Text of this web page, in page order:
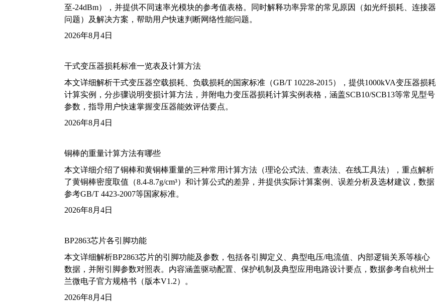
至-24dBm），并提供不同速率光模块的参考值表格。同时解释功率异常的常见原因（如光纤损耗、连接器
问题）及解决方案，帮助用户快速判断网络性能问题。
2026年8月4日
干式变压器损耗标准一览表及计算方法
本文详细解析干式变压器空载损耗、负载损耗的国家标准（GB/T 10228-2015），提供1000kVA变压器损耗
计算实例，分步骤说明变损计算方法，并附电力变压器损耗计算实例表格，涵盖SCB10/SCB13等常见型号
参数，指导用户快速掌握变压器能效评估要点。
2026年8月4日
铜棒的重量计算方法有哪些
本文详细介绍了铜棒和黄铜棒重量的三种常用计算方法（理论公式法、查表法、在线工具法），重点解析
了黄铜棒密度取值（8.4-8.7g/cm³）和计算公式的差异，并提供实际计算案例、误差分析及选材建议，数据
参考GB/T 4423-2007等国家标准。
2026年8月4日
BP2863芯片各引脚功能
本文详细解析BP2863芯片的引脚功能及参数，包括各引脚定义、典型电压/电流值、内部逻辑关系等核心
数据，并附引脚参数对照表。内容涵盖驱动配置、保护机制及典型应用电路设计要点，数据参考自杭州士
兰微电子官方规格书（版本V1.2）。
2026年8月4日